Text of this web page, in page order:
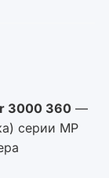
3000 360 —
серии MP